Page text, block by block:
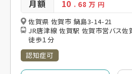
月額 10 . 68万 円
佐賀県 佐賀市 鍋島3-14-21
JR唐津線 佐賀駅 佐賀市営バス
徒歩１分
認知症可